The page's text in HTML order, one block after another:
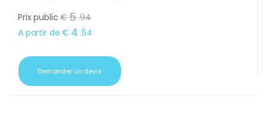
Prix public €5.94
A partir de € 4 .54
Demander un devis